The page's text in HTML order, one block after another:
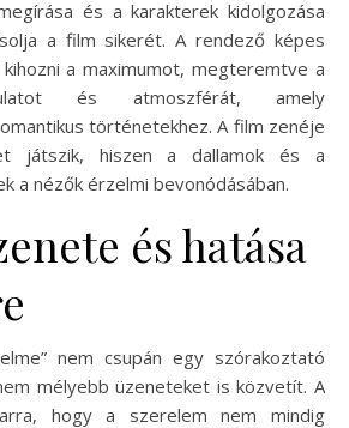
és a karakterek kidolgozása
a film sikerét. A rendező képes
a maximumot, megteremtve a
és atmoszférát, amely
történetekhez. A film zenéje
játszik, hiszen a dallamok és a
a nézők érzelmi bevonódásában.
és hatása
nem csupán egy szórakoztató
mélyebb üzeneteket is közvetít. A
hogy a szerelem nem mindig